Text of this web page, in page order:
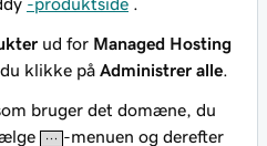
ud for Managed Hosting
klikke på Administrer alle
bruger det domæne, du
-menuen og derefter